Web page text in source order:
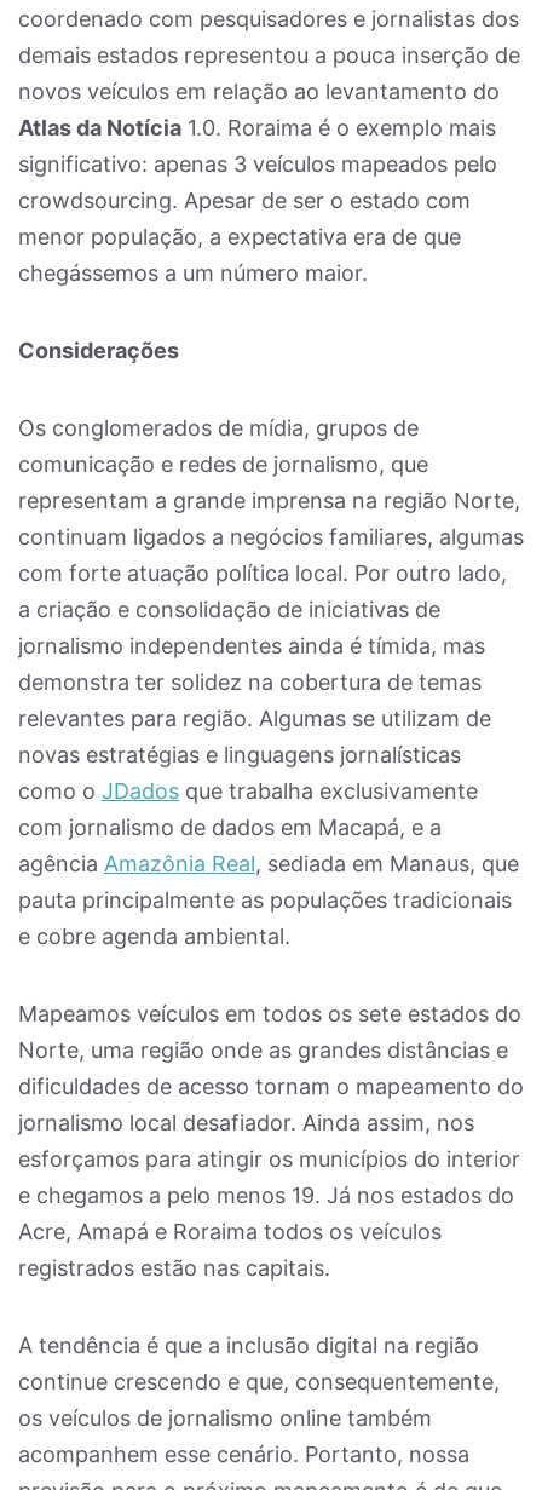
coordenado com pesquisadores e jornalistas dos
demais estados representou a pouca inserção de
novos veículos em relação ao levantamento do
Atlas da Notícia 1.0. Roraima é o exemplo mais
significativo: apenas 3 veículos mapeados pelo
crowdsourcing. Apesar de ser o estado com
menor população, a expectativa era de que
chegássemos a um número maior.
Considerações
Os conglomerados de mídia, grupos de
comunicação e redes de jornalismo, que
representam a grande imprensa na região Norte,
continuam ligados a negócios familiares, algumas
com forte atuação política local. Por outro lado,
a criação e consolidação de iniciativas de
jornalismo independentes ainda é tímida, mas
demonstra ter solidez na cobertura de temas
relevantes para região. Algumas se utilizam de
novas estratégias e linguagens jornalísticas
como o JDados que trabalha exclusivamente
com jornalismo de dados em Macapá, e a
agência Amazônia Real, sediada em Manaus, que
pauta principalmente as populações tradicionais
e cobre agenda ambiental.
Mapeamos veículos em todos os sete estados do
Norte, uma região onde as grandes distâncias e
dificuldades de acesso tornam o mapeamento do
jornalismo local desafiador. Ainda assim, nos
esforçamos para atingir os municípios do interior
e chegamos a pelo menos 19. Já nos estados do
Acre, Amapá e Roraima todos os veículos
registrados estão nas capitais.
A tendência é que a inclusão digital na região
continue crescendo e que, consequentemente,
os veículos de jornalismo online também
acompanhem esse cenário. Portanto, nossa